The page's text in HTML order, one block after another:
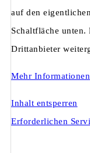
auf den
Schaltfläche unten.
Drittanbieter
Mehr Informationen
Inhalt entsperren
Erforderlichen